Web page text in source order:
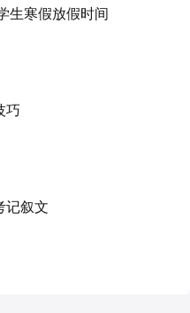
生寒假放假时间
巧
记叙文